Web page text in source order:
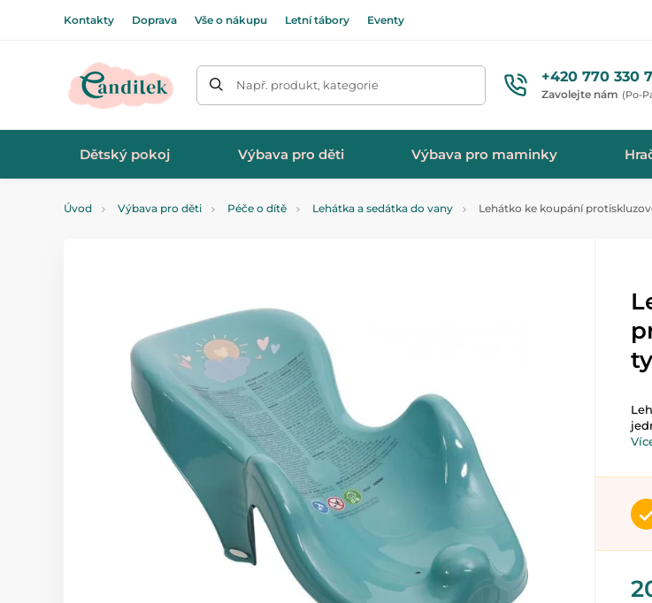
Kontakty Doprava Vše o nákupu Letní tábory Eventy
Např. produkt, kategorie +420 770 330
Zavolejte nám (Po-
Dětský pokoj Výbava pro děti Výbava pro maminky
Úvod Výbava pro děti Péče o dítě Lehátka a sedátka do vany Lehátko ke koupání